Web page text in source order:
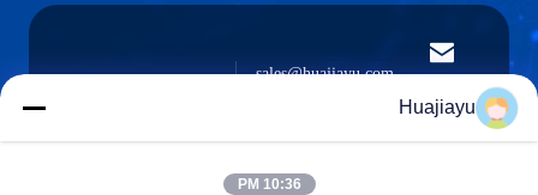
الإلكتروني
sales@huajiayu.com
Huajiayu
10:36 PM